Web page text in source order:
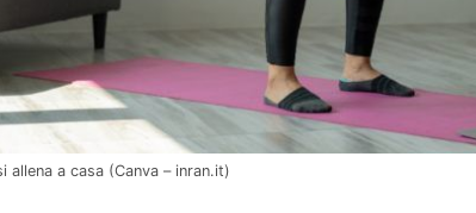
allena a casa (Canva – inran.it)